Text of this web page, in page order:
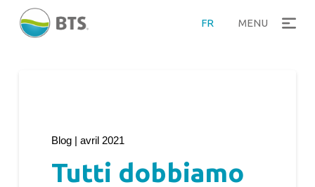
FR MENU
Blog | avril 2021
Tutti dobbiamo